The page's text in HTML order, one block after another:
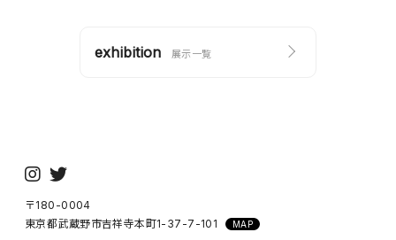
exhibition 展示一覧
〒180-0004
東京都武蔵野市吉祥寺本町1-37-7-101
MAP